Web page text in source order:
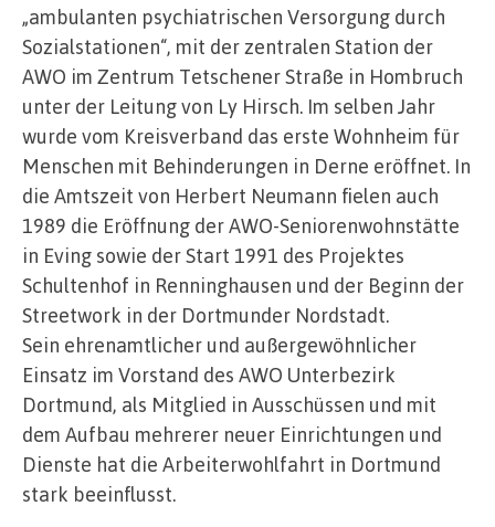
„ambulanten psychiatrischen Versorgung durch
Sozialstationen“, mit der zentralen Station der
AWO im Zentrum Tetschener Straße in Hombruch
unter der Leitung von Ly Hirsch. Im selben Jahr
wurde vom Kreisverband das erste Wohnheim für
Menschen mit Behinderungen in Derne eröffnet. In
die Amtszeit von Herbert Neumann fielen auch
1989 die Eröffnung der AWO-Seniorenwohnstätte
in Eving sowie der Start 1991 des Projektes
Schultenhof in Renninghausen und der Beginn der
Streetwork in der Dortmunder Nordstadt.
Sein ehrenamtlicher und außergewöhnlicher
Einsatz im Vorstand des AWO Unterbezirk
Dortmund, als Mitglied in Ausschüssen und mit
dem Aufbau mehrerer neuer Einrichtungen und
Dienste hat die Arbeiterwohlfahrt in Dortmund
stark beeinflusst.